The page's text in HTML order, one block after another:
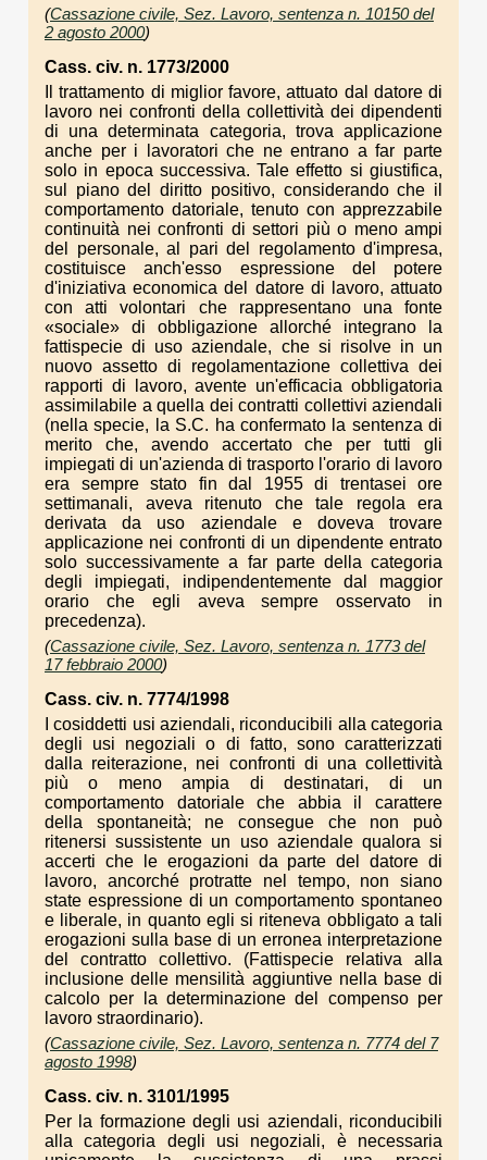
(Cassazione civile, Sez. Lavoro, sentenza n. 10150 del
2 agosto 2000)
Cass. civ. n. 1773/2000
Il trattamento di miglior favore, attuato dal datore di
lavoro nei confronti della collettività dei dipendenti
di una determinata categoria, trova applicazione
anche per i lavoratori che ne entrano a far parte
solo in epoca successiva. Tale effetto si giustifica,
sul piano del diritto positivo, considerando che il
comportamento datoriale, tenuto con apprezzabile
continuità nei confronti di settori più o meno ampi
del personale, al pari del regolamento d'impresa,
costituisce anch'esso espressione del potere
d'iniziativa economica del datore di lavoro, attuato
con atti volontari che rappresentano una fonte
«sociale» di obbligazione allorché integrano la
fattispecie di uso aziendale, che si risolve in un
nuovo assetto di regolamentazione collettiva dei
rapporti di lavoro, avente un'efficacia obbligatoria
assimilabile a quella dei contratti collettivi aziendali
(nella specie, la S.C. ha confermato la sentenza di
merito che, avendo accertato che per tutti gli
impiegati di un'azienda di trasporto l'orario di lavoro
era sempre stato fin dal 1955 di trentasei ore
settimanali, aveva ritenuto che tale regola era
derivata da uso aziendale e doveva trovare
applicazione nei confronti di un dipendente entrato
solo successivamente a far parte della categoria
degli impiegati, indipendentemente dal maggior
orario che egli aveva sempre osservato in
precedenza).
(Cassazione civile, Sez. Lavoro, sentenza n. 1773 del
17 febbraio 2000)
Cass. civ. n. 7774/1998
I cosiddetti usi aziendali, riconducibili alla categoria
degli usi negoziali o di fatto, sono caratterizzati
dalla reiterazione, nei confronti di una collettività
più o meno ampia di destinatari, di un
comportamento datoriale che abbia il carattere
della spontaneità; ne consegue che non può
ritenersi sussistente un uso aziendale qualora si
accerti che le erogazioni da parte del datore di
lavoro, ancorché protratte nel tempo, non siano
state espressione di un comportamento spontaneo
e liberale, in quanto egli si riteneva obbligato a tali
erogazioni sulla base di un erronea interpretazione
del contratto collettivo. (Fattispecie relativa alla
inclusione delle mensilità aggiuntive nella base di
calcolo per la determinazione del compenso per
lavoro straordinario).
(Cassazione civile, Sez. Lavoro, sentenza n. 7774 del 7
agosto 1998)
Cass. civ. n. 3101/1995
Per la formazione degli usi aziendali, riconducibili
alla categoria degli usi negoziali, è necessaria